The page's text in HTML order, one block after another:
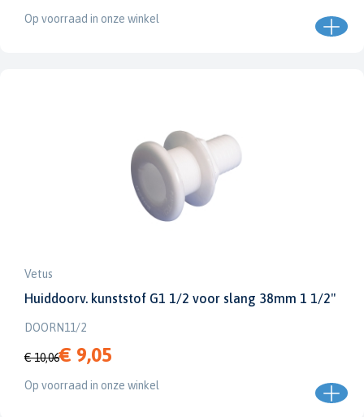
Op voorraad in onze winkel
Vetus
Huiddoorv. kunststof G1 1/2 voor slang 38mm 1 1/2''
DOORN11/2
€ 10,06€ 9,05
Op voorraad in onze winkel